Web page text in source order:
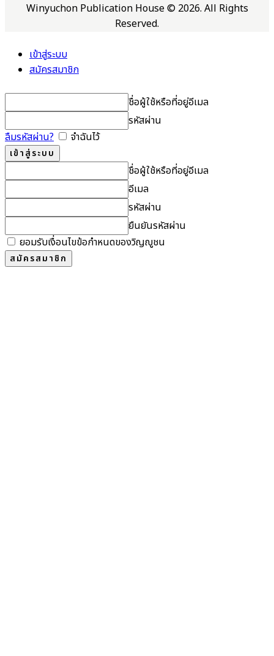
Winyuchon Publication House © 2026. All Rights
Reserved.
เข้าสู่ระบบ
สมัครสมาชิก
ชื่อผู้ใช้หรือที่อยู่อีเมล
รหัสผ่าน
ลืมรหัสผ่าน?
จำฉันไว้
ชื่อผู้ใช้หรือที่อยู่อีเมล
อีเมล
รหัสผ่าน
ยืนยันรหัสผ่าน
ยอมรับเงื่อนไขข้อกำหนดของวิญญูชน